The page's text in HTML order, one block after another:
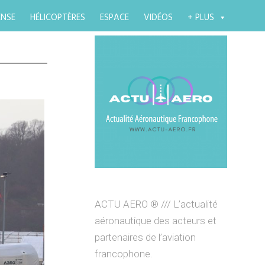
HÉLICOPTÈRES ESPACE VIDÉOS + PLUS
ACTU AERO ® /// L’actualité
aéronautique des acteurs et
partenaires de l’aviation
francophone.